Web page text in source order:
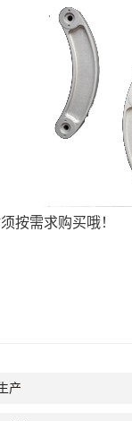
按需求购买哦！
产